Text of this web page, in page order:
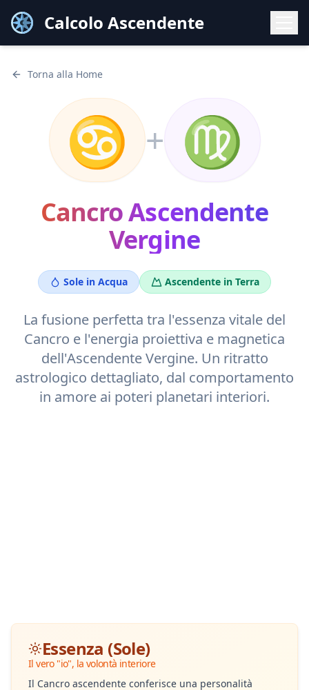
Calcolo Ascendente
Torna alla Home
♋ + ♍
CancroAscendente
Vergine
Sole in Acqua Ascendente in Terra
La fusione perfetta tra l'essenza vitale del
Cancro e l'energia proiettiva e magnetica
dell'AscendenteVergine. Un ritratto
astrologico dettagliato, dal comportamento
in amore ai poteri planetari interiori.
Essenza (Sole)
Il vero "io", la volontà interiore
Il Cancro ascendente conferisce una personalità